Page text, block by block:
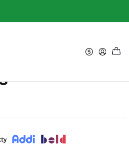
Picantes 6